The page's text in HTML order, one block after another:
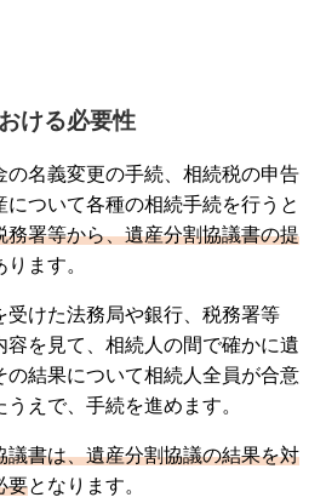
ける必要性
の名義変更の手続、相続税の申告
ついて各種の相続手続を行うと
務署等から、遺産分割協議書の提
ます。
受けた法務局や銀行、税務署等
容を見て、相続人の間で確かに遺
の結果について相続人全員が合意
えで、手続を進めます。
議書は、遺産分割協議の結果を対
要となります。